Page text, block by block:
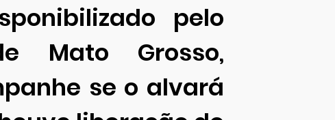
pelo
Mato Grosso,
se o alvará